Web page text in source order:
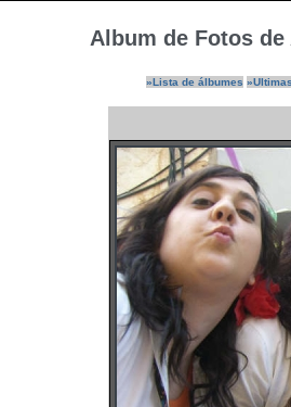
Album de Fotos de
»Lista de álbumes